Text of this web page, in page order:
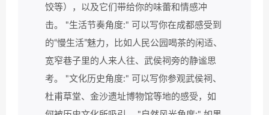
饺等），以及它们带给你的味蕾和情感冲
击。 "生活节奏角度:" 可以写你在成都感受到
的“慢生活”魅力，比如人民公园喝茶的闲适、
宽窄巷子里的人来人往、武侯祠旁的静谧思
考。 "文化历史角度:" 可以写你参观武侯祠、
杜甫草堂、金沙遗址博物馆等地的感受，如